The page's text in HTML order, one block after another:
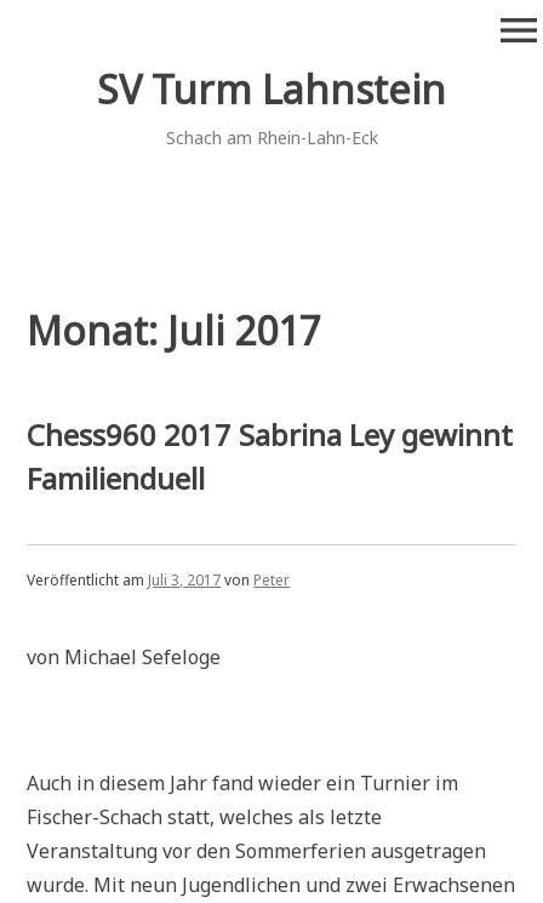
SV Turm Lahnstein
Schach am Rhein-Lahn-Eck
menu
Monat: Juli 2017
Chess960 2017 Sabrina Ley gewinnt
Familienduell
Veröffentlicht am Juli 3, 2017von Peter
von Michael Sefeloge
Auch in diesem Jahr fand wieder ein Turnier im
Fischer-Schach statt, welches als letzte
Veranstaltung vor den Sommerferien ausgetragen
wurde. Mit neun Jugendlichen und zwei Erwachsenen